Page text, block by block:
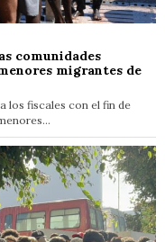
comunidades
migrantes de
los fiscales con el fin de